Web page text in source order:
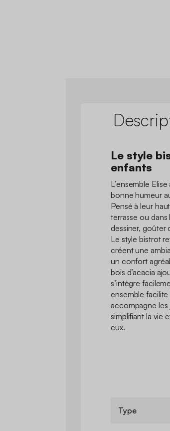
Le style
enfants
L’ensemble
bonne humeur
Pensé à leur
terrasse ou
dessiner, goûter
Le style bistrot
créent une
un confort
bois d’acacia
s’intègre
ensemble
accompagne les
simplifiant la vie
eux.
Type